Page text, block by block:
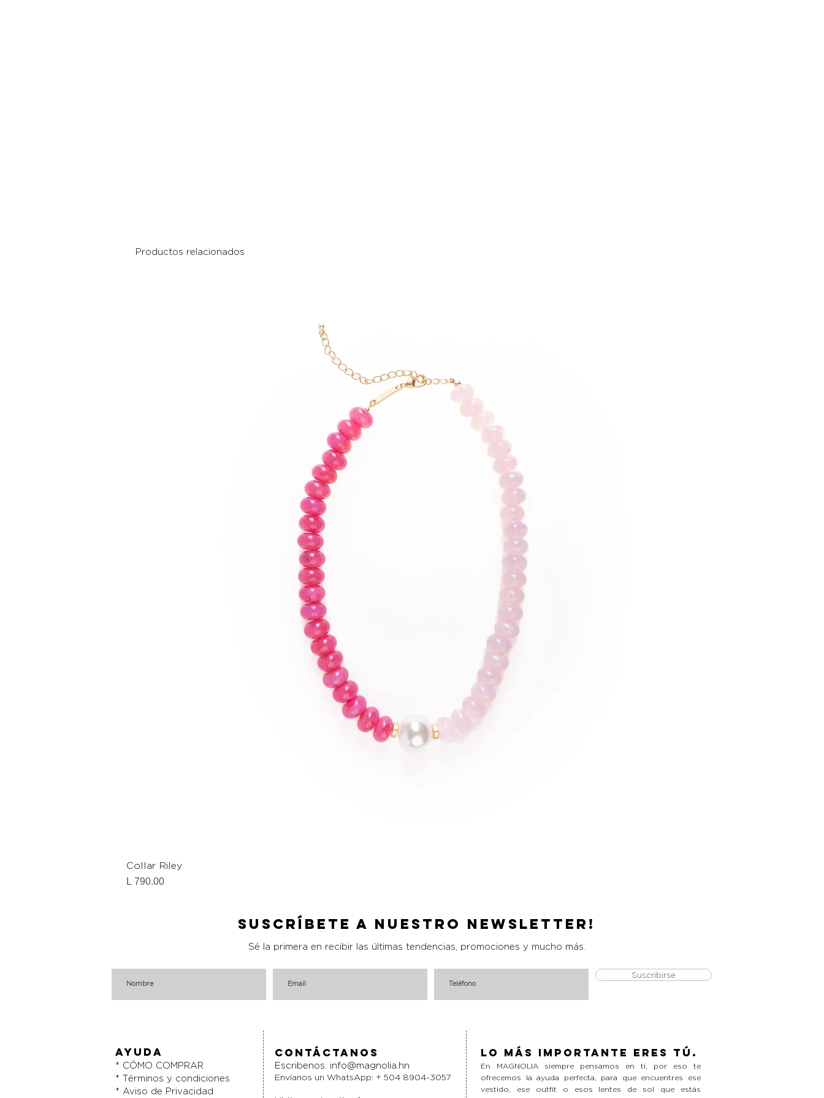
Productos relacionados
Collar Riley
Precio
L 790.00
Suscríbete a nuestro Newsletter!
Sé la primera en recibir las últimas tendencias, promociones y mucho más.
Suscribirse
AYUDA
* CÓMO COMPRAR
* Términos y condiciones
* Aviso de Privacidad
Contáctanos
Escribenos: info@magnolia.hn
Envíanos un WhatsApp: + 504 8904-3057
Lo más importante eres tú.
En MAGNOLIA siempre pensamos en ti, por eso te
ofrecemos la ayuda perfecta, para que encuentres ese
vestido, ese outfit o esos lentes de sol que estás